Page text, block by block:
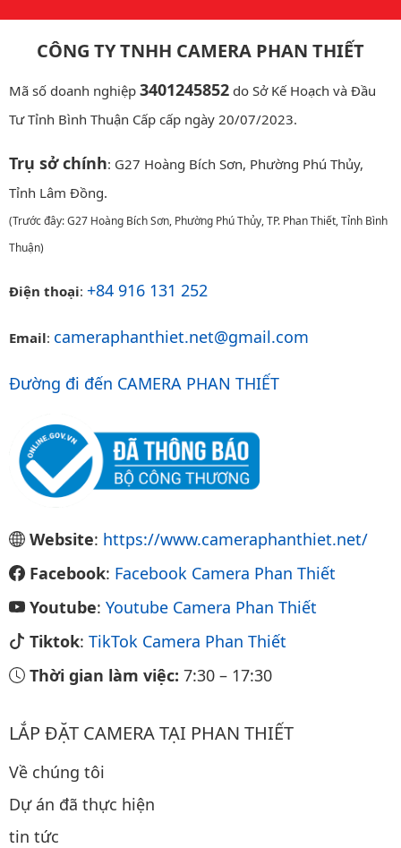
CÔNG TY TNHH CAMERA PHAN THIẾT
Mã số doanh nghiệp 3401245852 do Sở Kế Hoạch và Đầu
Tư Tỉnh Bình Thuận Cấp cấp ngày 20/07/2023.
Trụ sở chính: G27 Hoàng Bích Sơn, Phường Phú Thủy,
Tỉnh Lâm Đồng.
(Trước đây: G27 Hoàng Bích Sơn, Phường Phú Thủy, TP. Phan Thiết, Tỉnh Bình
Thuận)
Điện thoại: +84 916 131 252
Email: cameraphanthiet.net@gmail.com
Đường đi đến CAMERA PHAN THIẾT
Website: https://www.cameraphanthiet.net/
Facebook: Facebook Camera Phan Thiết
Youtube: Youtube Camera Phan Thiết
Tiktok: TikTok Camera Phan Thiết
Thời gian làm việc: 7:30 – 17:30
LẮP ĐẶT CAMERA TẠI PHAN THIẾT
Về chúng tôi
Dự án đã thực hiện
tin tức